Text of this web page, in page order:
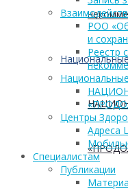
РОО
и
Реестр
Центры
Адреса
Cпециалистам
Публикации